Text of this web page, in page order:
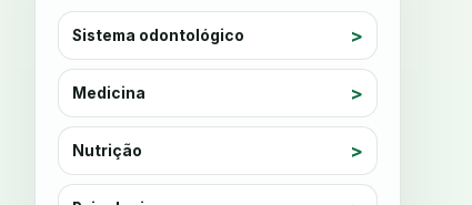
ansiedade no consultorio
ansiedade odontologica
antes e depois antibiotico
antibioticos
anticoagulantes
Sistema odontológico
Medicina
Nutrição